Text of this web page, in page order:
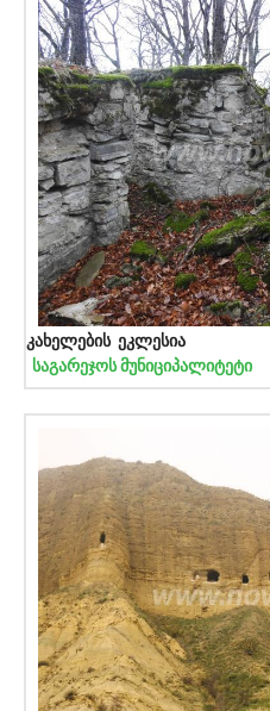
კახელების ეკლესია
საგარეჯოს მუნიციპალიტეტი